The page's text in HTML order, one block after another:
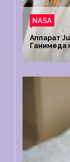
NASA
Аппарат
Ганимеда